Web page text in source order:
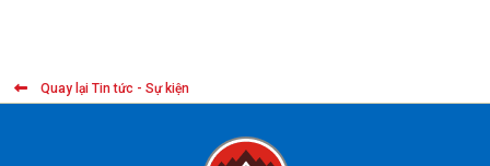
Quay lại Tin tức - Sự kiện